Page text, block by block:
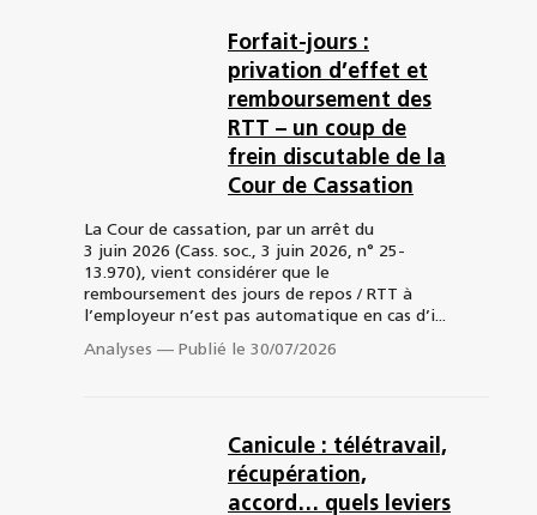
Forfait-jours :
privation d’effet et
remboursement des
RTT – un coup de
frein discutable de la
Cour de Cassation
La Cour de cassation, par un arrêt du
3 juin 2026 (Cass. soc., 3 juin 2026, n° 25-
13.970), vient considérer que le
remboursement des jours de repos / RTT à
l’employeur n’est pas automatique en cas d’i...
Analyses — Publié le 30/07/2026
Canicule : télétravail,
récupération,
accord… quels leviers